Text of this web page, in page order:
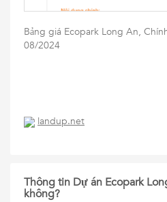
Bảng giá Ecopark Long An,
08/2024
landup.net
Thông tin Dự án Ecopark
không?